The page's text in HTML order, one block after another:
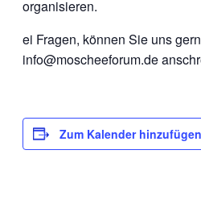
organisieren.
ei Fragen, können Sie uns
info@moscheeforum.de
Zum Kalender hinzufügen